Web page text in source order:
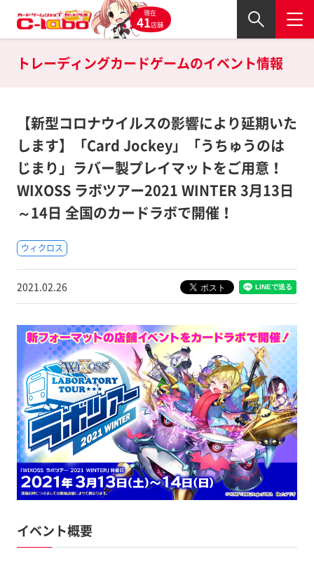
現在
41店舗
トレーディングカードゲームのイベント情報
【新型コロナウイルスの影響により延期いた
します】「Card Jockey」「うちゅうのは
じまり」ラバー製プレイマットをご用意！
WIXOSS ラボツアー2021 WINTER 3月13日
～14日 全国のカードラボで開催！
ウィクロス
2021.02.26
イベント概要